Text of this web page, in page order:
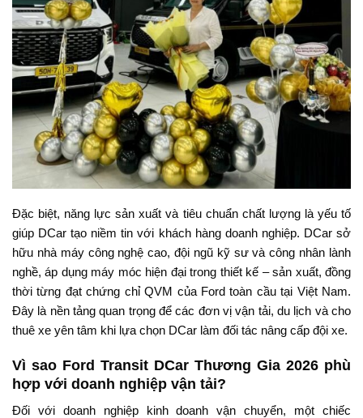
Đặc biệt, năng lực sản xuất và tiêu chuẩn chất lượng là yếu tố
giúp DCar tạo niềm tin với khách hàng doanh nghiệp. DCar sở
hữu nhà máy công nghệ cao, đội ngũ kỹ sư và công nhân lành
nghề, áp dụng máy móc hiện đại trong thiết kế – sản xuất, đồng
thời từng đạt chứng chỉ QVM của Ford toàn cầu tại Việt Nam.
Đây là nền tảng quan trọng để các đơn vị vận tải, du lịch và cho
thuê xe yên tâm khi lựa chọn DCar làm đối tác nâng cấp đội xe.
Vì sao Ford Transit DCar Thương Gia 2026 phù
hợp với doanh nghiệp vận tải?
Đối với doanh nghiệp kinh doanh vận chuyển, một chiếc